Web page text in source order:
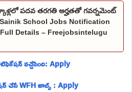
పదవ తరగతి అర్హతతో గవర్నమెంట్
School Jobs Notification
Details – Freejobsintelugu
వచ్చేసింది: Apply
చేసే WFH జాబ్స్ : Apply